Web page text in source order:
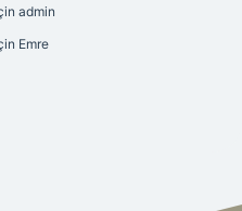
admin
Emre